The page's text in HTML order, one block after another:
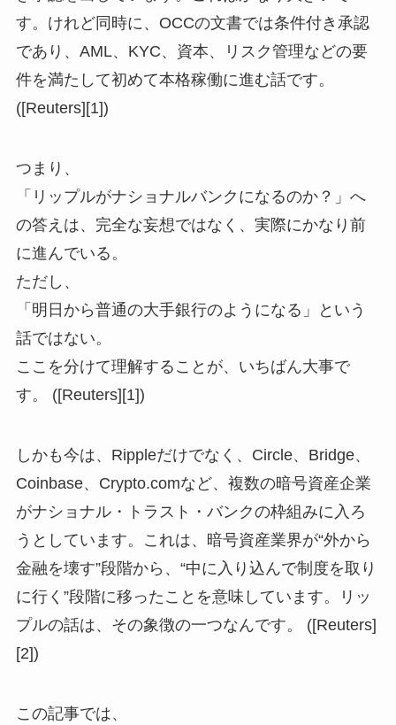
す。けれど同時に、OCCの文書では条件付き承認
であり、AML、KYC、資本、リスク管理などの要
件を満たして初めて本格稼働に進む話です。
([Reuters][1])
つまり、
「リップルがナショナルバンクになるのか？」へ
の答えは、完全な妄想ではなく、実際にかなり前
に進んでいる。
ただし、
「明日から普通の大手銀行のようになる」という
話ではない。
ここを分けて理解することが、いちばん大事で
す。 ([Reuters][1])
しかも今は、Rippleだけでなく、Circle、Bridge、
Coinbase、Crypto.comなど、複数の暗号資産企業
がナショナル・トラスト・バンクの枠組みに入ろ
うとしています。これは、暗号資産業界が“外から
金融を壊す”段階から、“中に入り込んで制度を取り
に行く”段階に移ったことを意味しています。リッ
プルの話は、その象徴の一つなんです。 ([Reuters]
[2])
この記事では、